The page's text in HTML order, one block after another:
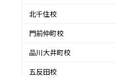
北千住校
門前仲町校
品川大井町校
五反田校